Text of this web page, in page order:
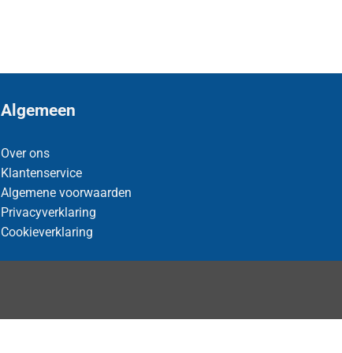
Algemeen
Over ons
Klantenservice
Algemene voorwaarden
Privacyverklaring
Cookieverklaring